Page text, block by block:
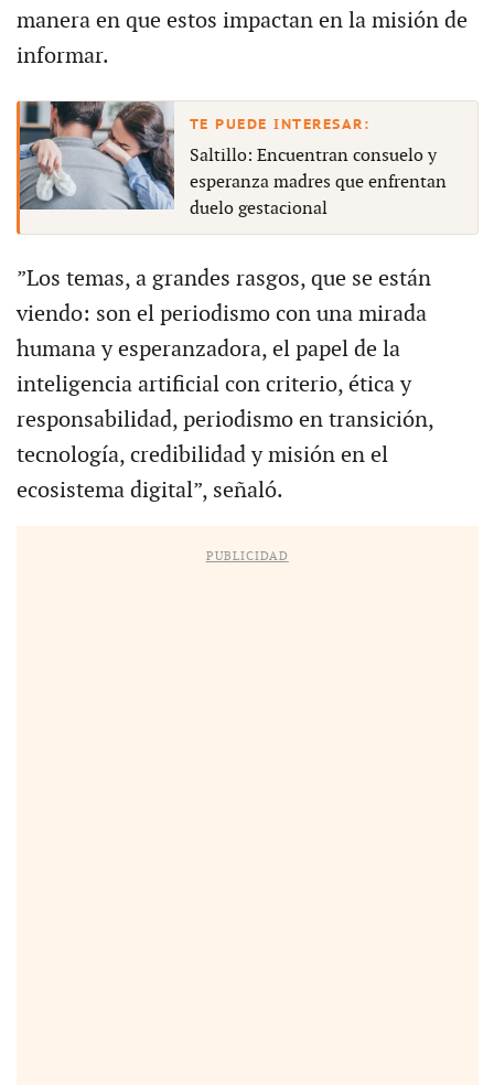
manera en que estos impactan en la misión de
informar.
Saltillo: Encuentran consuelo y
esperanza madres que enfrentan
duelo gestacional
”Los temas, a grandes rasgos, que se están
viendo: son el periodismo con una mirada
humana y esperanzadora, el papel de la
inteligencia artificial con criterio, ética y
responsabilidad, periodismo en transición,
tecnología, credibilidad y misión en el
ecosistema digital”, señaló.
PUBLICIDAD